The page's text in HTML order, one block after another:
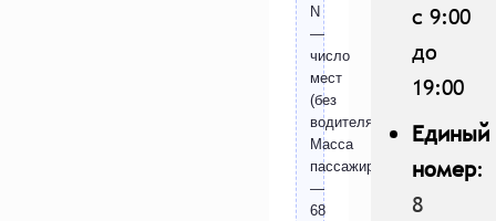
N
—
число
мест
(без
водителя).
Масса
пассажира
—
68
с 9:00
до
19:00
Единый
номер:
8